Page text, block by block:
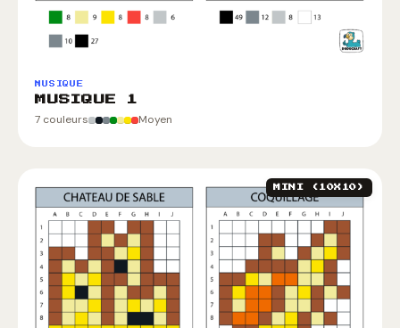
MUSIQUE
MUSIQUE 1
7 couleurs Moyen
MINI (10X10)